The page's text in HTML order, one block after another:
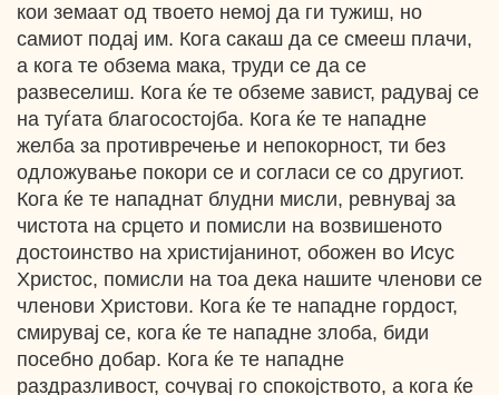
кои земаат од твоето немој да ги тужиш, но
самиот подај им. Кога сакаш да се смееш плачи,
а кога те обзема мака, труди се да се
развеселиш. Кога ќе те обземе завист, радувај се
на туѓата благосостојба. Кога ќе те нападне
желба за противречење и непокорност, ти без
одложување покори се и согласи се со другиот.
Кога ќе те нападнат блудни мисли, ревнувај за
чистота на срцето и помисли на возвишеното
достоинство на христијанинот, обожен во Исус
Христос, помисли на тоа дека нашите членови се
членови Христови. Кога ќе те нападне гордост,
смирувај се, кога ќе те нападне злоба, биди
посебно добар. Кога ќе те нападне
раздразливост, сочувај го спокојството, а кога ќе